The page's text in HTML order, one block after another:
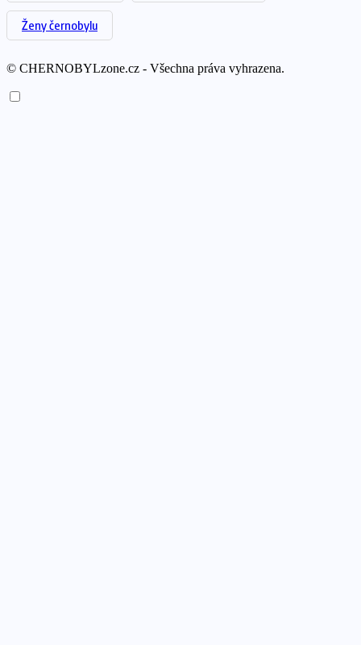
Ženy černobylu
© CHERNOBYLzone.cz - Všechna práva vyhrazena.